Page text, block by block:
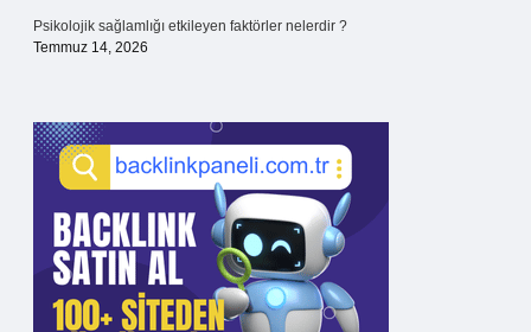
Psikolojik sağlamlığı etkileyen faktörler nelerdir ?
Temmuz 14, 2026